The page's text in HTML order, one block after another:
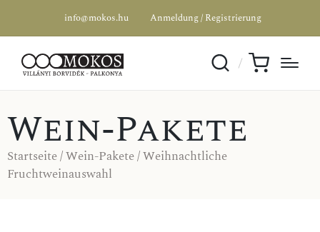
info@mokos.hu Anmeldung / Registrierung
Wein-Pakete
Startseite/Wein-Pakete/ Weihnachtliche
Fruchtweinauswahl